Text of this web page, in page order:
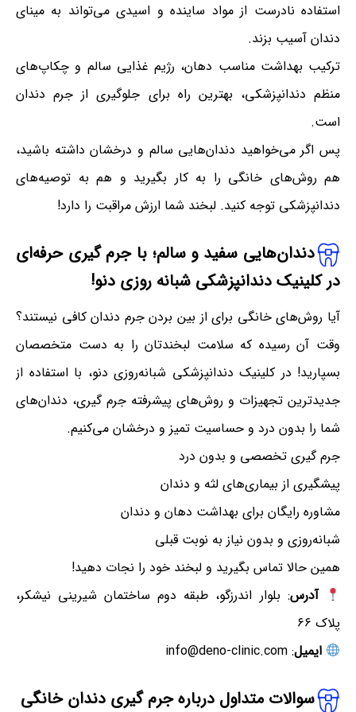
استفاده نادرست از مواد ساینده و اسیدی می‌تواند به مینای
دندان آسیب بزند.
ترکیب بهداشت مناسب دهان، رژیم غذایی سالم و چکاپ‌های
منظم دندانپزشکی، بهترین راه برای جلوگیری از جرم دندان
است.
پس اگر می‌خواهید دندان‌هایی سالم و درخشان داشته باشید،
هم روش‌های خانگی را به کار بگیرید و هم به توصیه‌های
دندانپزشکی توجه کنید. لبخند شما ارزش مراقبت را دارد!
دندان‌هایی سفید و سالم؛ با جرم گیری حرفه‌ای
در کلینیک دندانپزشکی شبانه روزی دنو!
آیا روش‌های خانگی برای از بین بردن جرم دندان کافی نیستند؟
وقت آن رسیده که سلامت لبخندتان را به دست متخصصان
بسپارید! در کلینیک دندانپزشکی شبانه‌روزی دنو، با استفاده از
جدیدترین تجهیزات و روش‌های پیشرفته جرم گیری، دندان‌های
شما را بدون درد و حساسیت تمیز و درخشان می‌کنیم.
جرم گیری تخصصی و بدون درد
پیشگیری از بیماری‌های لثه و دندان
مشاوره رایگان برای بهداشت دهان و دندان
شبانه‌روزی و بدون نیاز به نوبت قبلی
همین حالا تماس بگیرید و لبخند خود را نجات دهید!
آدرس: بلوار اندرزگو، طبقه دوم ساختمان شیرینی نیشکر،
پلاک ۶۶
ایمیل: info@deno-clinic.com
سوالات متداول درباره جرم گیری دندان خانگی